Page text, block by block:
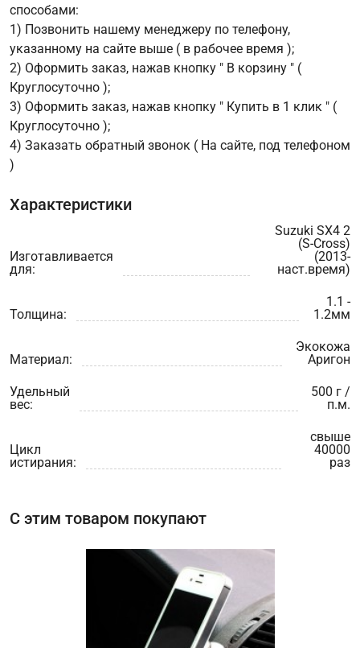
способами:
1) Позвонить нашему менеджеру по телефону,
указанному на сайте выше ( в рабочее время );
2) Оформить заказ, нажав кнопку " В корзину " (
Круглосуточно );
3) Оформить заказ, нажав кнопку " Купить в 1 клик " (
Круглосуточно );
4) Заказать обратный звонок ( На сайте, под телефоном
)
Характеристики
Изготавливается
для:
Suzuki SX4 2
(S-Cross)
(2013-
наст.время)
Толщина:
1.1 -
1.2мм
Материал:
Экокожа
Аригон
Удельный
вес:
500 г /
п.м.
Цикл
истирания:
свыше
40000
раз
С этим товаром покупают